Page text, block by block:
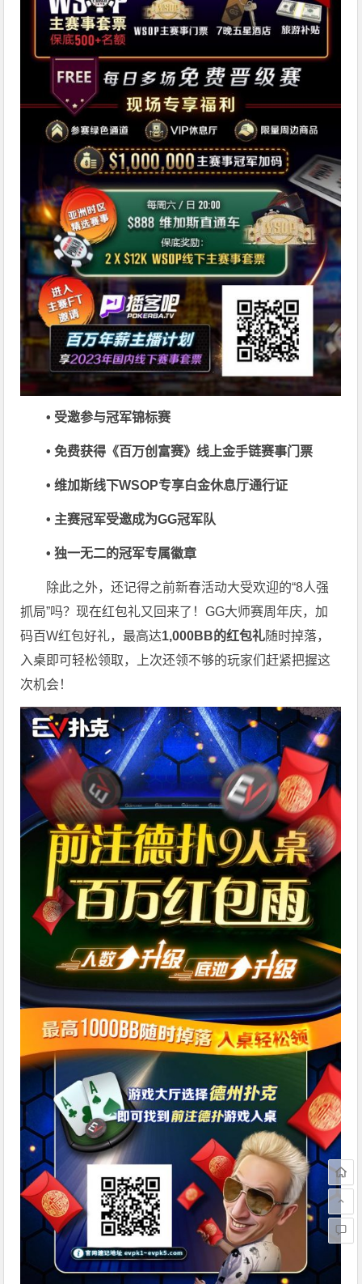
• 受邀参与冠军锦标赛
• 免费获得《百万创富赛》线上金手链赛事门票
• 维加斯线下WSOP专享白金休息厅通行证
• 主赛冠军受邀成为GG冠军队
• 独一无二的冠军专属徽章
除此之外，还记得之前新春活动大受欢迎的“8人强
抓局”吗？现在红包礼又回来了！GG大师赛周年庆，加
码百W红包好礼，最高达1,000BB的红包礼随时掉落，
入桌即可轻松领取，上次还领不够的玩家们赶紧把握这
次机会！